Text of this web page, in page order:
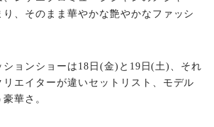
、そのまま華やかな艶やかなファッシ
ションショーは18日(金)と19日(土)、それ
エイターが違いセットリスト、モデル
華さ。